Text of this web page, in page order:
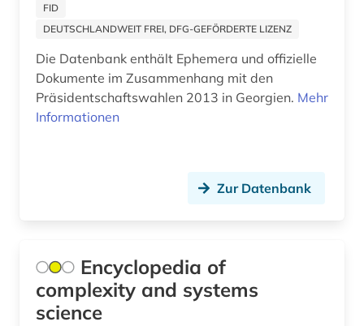
alter orient (7)
altern (2)
altersmedizin (1)
FID
DEUTSCHLANDWEIT FREI, DFG-GEFÖRDERTE LIZENZ
Die Datenbank enthält Ephemera und offizielle
Dokumente im Zusammenhang mit den
Präsidentschaftswahlen 2013 in Georgien. Mehr
Informationen
Zur Datenbank
Encyclopedia of
complexity and systems
science